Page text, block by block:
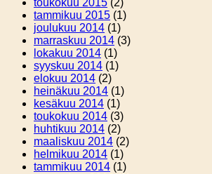
tammikuu 2015 (1)
joulukuu 2014 (1)
marraskuu 2014 (3)
lokakuu 2014 (1)
syyskuu 2014 (1)
elokuu 2014 (2)
heinäkuu 2014 (1)
kesäkuu 2014 (1)
toukokuu 2014 (3)
huhtikuu 2014 (2)
maaliskuu 2014 (2)
helmikuu 2014 (1)
tammikuu 2014 (1)